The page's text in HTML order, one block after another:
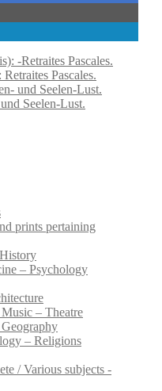
Pascales.
Seelen-Lust.
prints pertaining
– Psychology
– Theatre
– Religions
/ Various subjects -